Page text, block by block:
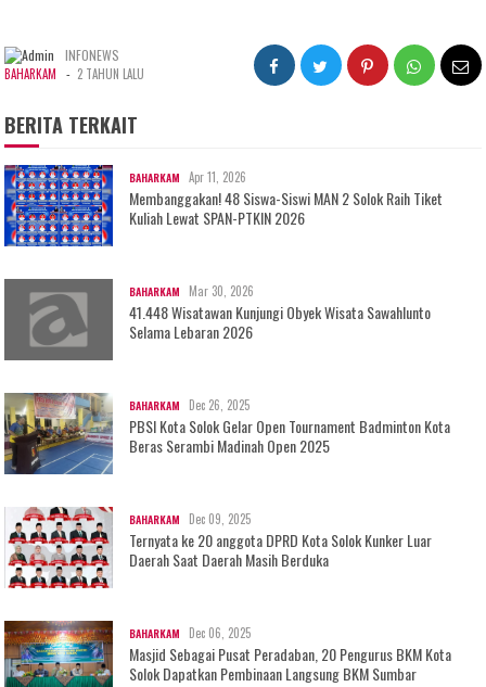
INFONEWS
BAHARKAM - 2 TAHUN LALU
BERITA TERKAIT
BAHARKAM Apr 11, 2026
Membanggakan! 48 Siswa-Siswi MAN 2 Solok Raih Tiket
Kuliah Lewat SPAN-PTKIN 2026
BAHARKAM Mar 30, 2026
41.448 Wisatawan Kunjungi Obyek Wisata Sawahlunto
Selama Lebaran 2026
BAHARKAM Dec 26, 2025
PBSI Kota Solok Gelar Open Tournament Badminton Kota
Beras Serambi Madinah Open 2025
BAHARKAM Dec 09, 2025
Ternyata ke 20 anggota DPRD Kota Solok Kunker Luar
Daerah Saat Daerah Masih Berduka
BAHARKAM Dec 06, 2025
Masjid Sebagai Pusat Peradaban, 20 Pengurus BKM Kota
Solok Dapatkan Pembinaan Langsung BKM Sumbar